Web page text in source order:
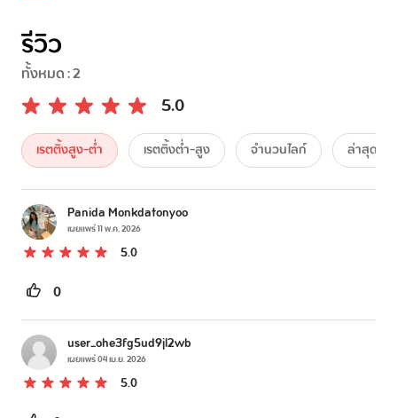
รีวิว
ทั้งหมด :2
5.0
เรตติ้งสูง-ต่ำ เรตติ้งต่ำ-สูง จำนวนไลก์ ล่าสุด
Panida Monkdatonyoo
เผยแพร่11 พ.ค. 2026
5.0
0
user_ohe3fg5ud9jl2wb
เผยแพร่04 เม.ย. 2026
5.0